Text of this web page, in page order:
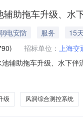
辅助拖车升级、
电安防 服务
15
招标单位： 上海
池辅助拖车升级、水下
对包件2：多功能船模
级 风洞综合测控系统